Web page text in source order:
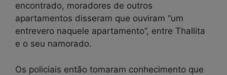
encontrado, moradores de outros
apartamentos disseram que ouviram “um
entrevero naquele apartamento”, entre Thallita
e o seu namorado.
Os policiais então tomaram conhecimento que